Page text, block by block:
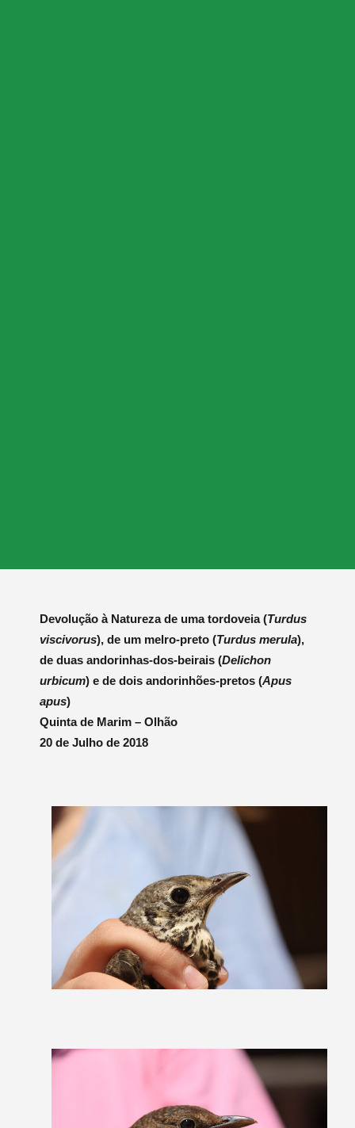
Devolução à Natureza de uma tordoveia (Turdus
viscivorus), de um melro-preto (Turdus merula),
de duas andorinhas-dos-beirais (Delichon
urbicum) e de dois andorinhões-pretos (Apus
apus)
Quinta de Marim – Olhão
20 de Julho de 2018